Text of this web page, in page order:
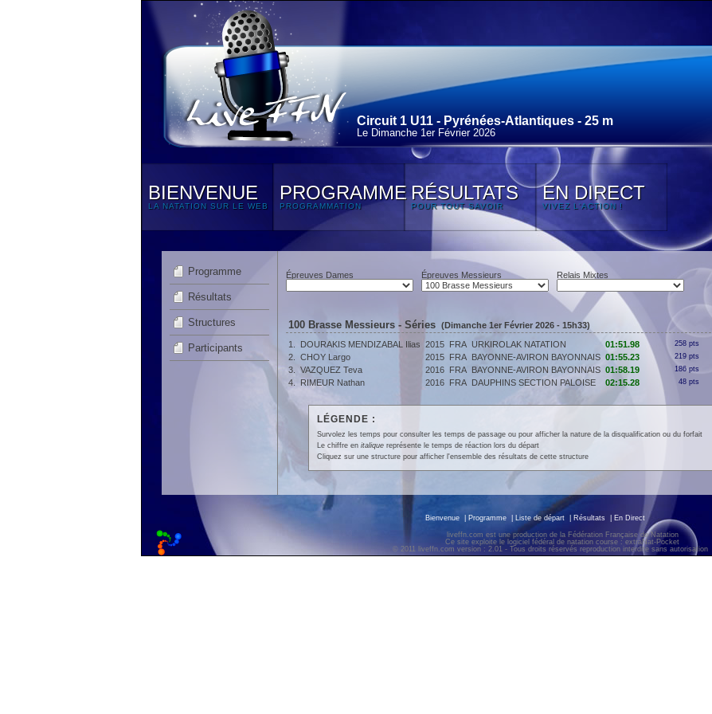
Circuit 1 U11 - Pyrénées-Atlantiques - 25 m
Le Dimanche 1erFévrier 2026
BIENVENUE
LA NATATION SUR LE WEB
PROGRAMME
PROGRAMMATION
RÉSULTATS
POUR TOUT SAVOIR
EN DIRECT
VIVEZ L'ACTION !
Programme
Résultats
Structures
Participants
Épreuves Dames Épreuves Messieurs Relais Mixtes
100 Brasse Messieurs - Séries (Dimanche 1er Février 2026 - 15h33)
1.
DOURAKIS MENDIZABAL Ilias 2015 FRA URKIROLAK NATATION 01:51.98 258 pts
2. CHOY Largo 2015 FRA BAYONNE-AVIRON BAYONNAIS 01:55.23 219 pts
3. VAZQUEZ Teva 2016 FRA BAYONNE-AVIRON BAYONNAIS 01:58.19 186 pts
4. RIMEUR Nathan 2016 FRA DAUPHINS SECTION PALOISE 02:15.28 48 pts
LÉGENDE :
Survolez les temps pour consulter les temps de passage ou pour afficher la nature de la disqualification ou du forfait
Le chiffre en italiquereprésente le temps de réaction lors du départ
Cliquez sur une structure pour afficher l'ensemble des résultats de cette structure
Bienvenue Programme Liste de départ Résultats En Direct
liveffn.com est une production de la Fédération Française de Natation
Ce site exploite le logiciel fédéral de natation course : extraNat-Pocket
© 2011 liveffn.com version : 2.01 - Tous droits réservés reproduction interdite sans autorisation